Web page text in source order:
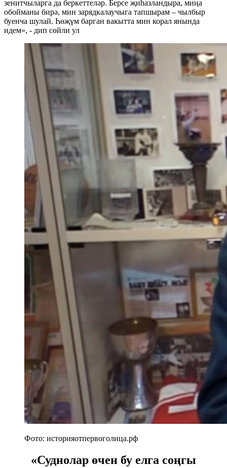
зенитчыларга да беркеттеләр. Берсе җиһазландыра, миңа
обойманы бирә, мин зарядкалаучыга тапшырам – чылбыр
буенча шулай. Һөҗүм барган вакытта мин корал янында
идем», - дип сөйли ул
Фото: историяотпервоголица.рф
«Суднолар өчен бу елга соңгы